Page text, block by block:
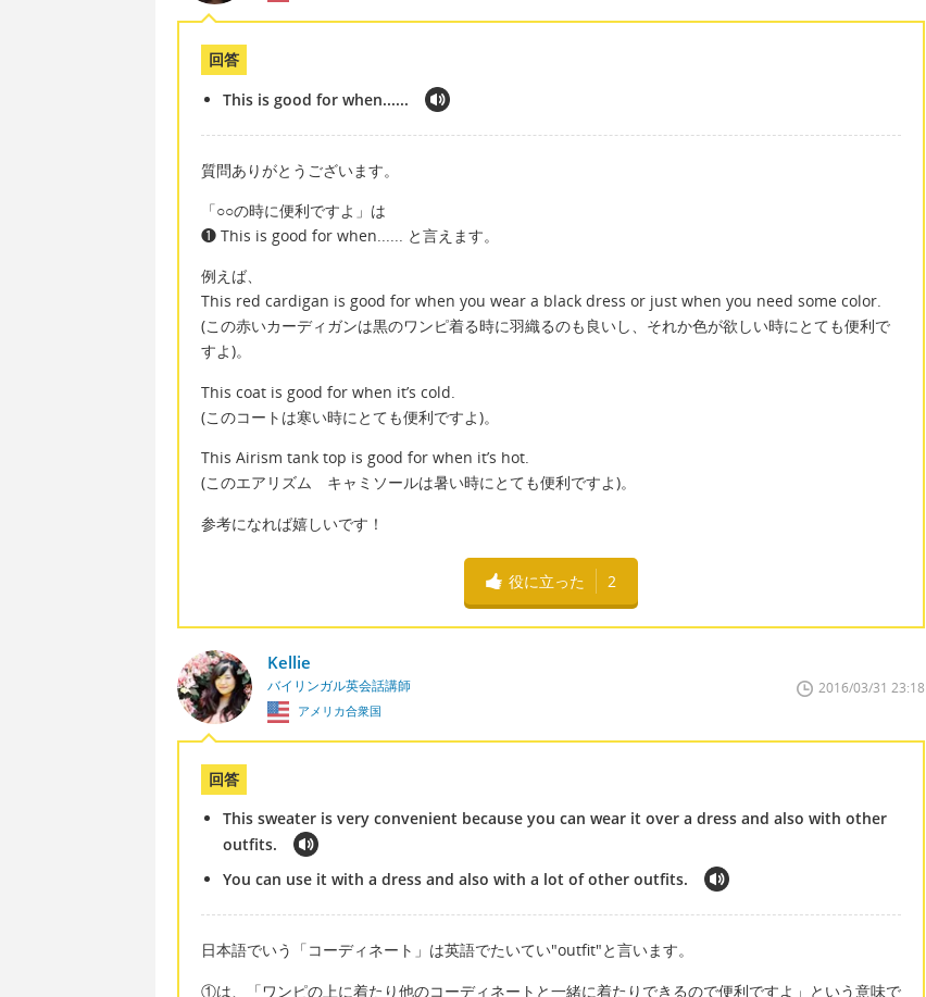
回答
This is good for when......
質問ありがとうございます。
「○○の時に便利ですよ」は
❶ This is good for when...... と言えます。
例えば、
This red cardigan is good for when you wear a black dress or just when you need some color.
(この赤いカーディガンは黒のワンピ着る時に羽織るのも良いし、それか色が欲しい時にとても便利で
すよ)。
This coat is good for when it’s cold.
(このコートは寒い時にとても便利ですよ)。
This Airism tank top is good for when it’s hot.
(このエアリズム キャミソールは暑い時にとても便利ですよ)。
参考になれば嬉しいです！
役に立った 2
Kellie
バイリンガル英会話講師
アメリカ合衆国
2016/03/31 23:18
回答
This sweater is very convenient because you can wear it over a dress and also with other
outfits.
You can use it with a dress and also with a lot of other outfits.
日本語でいう「コーディネート」は英語でたいてい"outfit"と言います。
①は、「ワンピの上に着たり他のコーディネートと一緒に着たりできるので便利ですよ」という意味で